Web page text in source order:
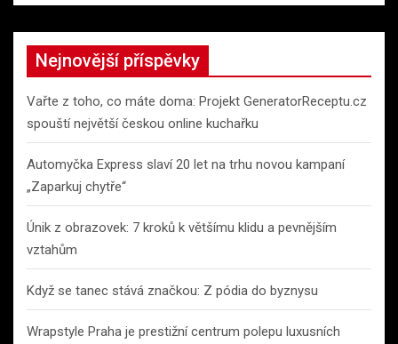
a
r
h
Nejnovější příspěvky
Vařte z toho, co máte doma: Projekt GeneratorReceptu.cz
spouští největší českou online kuchařku
Automyčka Express slaví 20 let na trhu novou kampaní
„Zaparkuj chytře“
Únik z obrazovek: 7 kroků k většímu klidu a pevnějším
vztahům
Když se tanec stává značkou: Z pódia do byznysu
Wrapstyle Praha je prestižní centrum polepu luxusních